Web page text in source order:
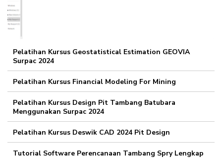
Pelatihan Kursus Geostatistical Estimation GEOVIA
Surpac 2024
Pelatihan Kursus Financial Modeling For Mining
Pelatihan Kursus Design Pit Tambang Batubara
Menggunakan Surpac 2024
Pelatihan Kursus Deswik CAD 2024 Pit Design
Tutorial Software Perencanaan Tambang Spry Lengkap